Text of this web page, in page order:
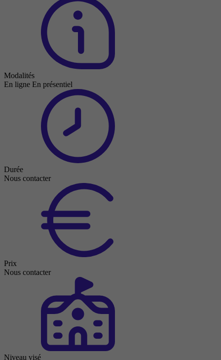
Modalités
En ligne En présentiel
Durée
Nous contacter
Prix
Nous contacter
Niveau visé